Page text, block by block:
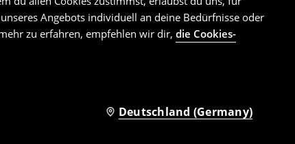
Angebots individuell an deine Bedürfnisse oder
zu erfahren, empfehlen wir dir, die Cookies-
Deutschland (Germany)